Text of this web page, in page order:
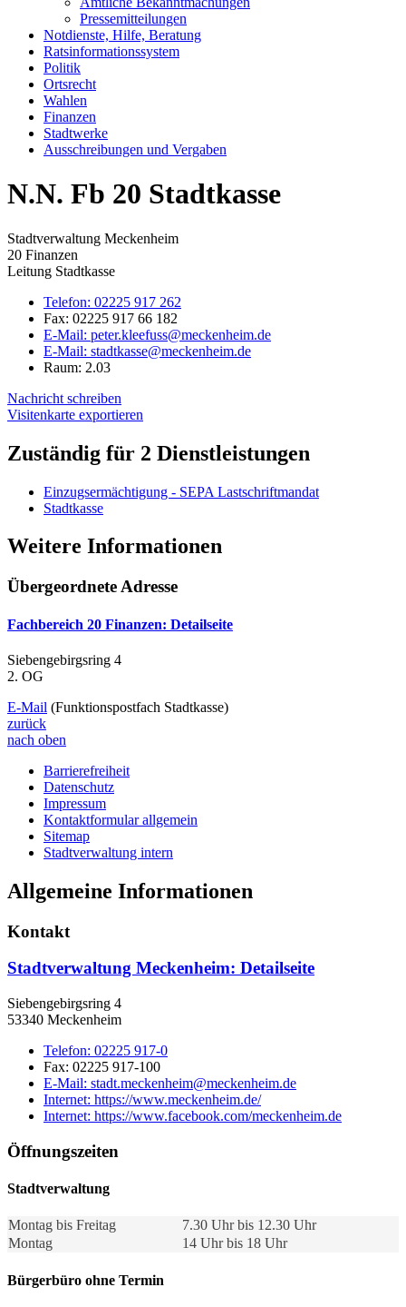
Pressemitteilungen
Notdienste, Hilfe, Beratung
Ratsinformationssystem
Politik
Ortsrecht
Wahlen
Finanzen
Stadtwerke
Ausschreibungen und Vergaben
N.N. Fb 20 Stadtkasse
Stadtverwaltung Meckenheim
20 Finanzen
Leitung Stadtkasse
Telefon: 02225 917 262
Fax: 02225 917 66 182
E-Mail: peter.kleefuss@meckenheim.de
E-Mail: stadtkasse@meckenheim.de
Raum: 2.03
Nachricht schreiben
Visitenkarte exportieren
Zuständig für 2 Dienstleistungen
Einzugsermächtigung - SEPA Lastschriftmandat
Stadtkasse
Weitere Informationen
Übergeordnete Adresse
Fachbereich 20 Finanzen: Detailseite
Siebengebirgsring 4
2. OG
E-Mail (Funktionspostfach Stadtkasse)
zurück
nach oben
Barrierefreiheit
Datenschutz
Impressum
Kontaktformular allgemein
Sitemap
Stadtverwaltung intern
Allgemeine Informationen
Kontakt
Stadtverwaltung Meckenheim: Detailseite
Siebengebirgsring 4
53340 Meckenheim
Telefon: 02225 917-0
Fax: 02225 917-100
E-Mail: stadt.meckenheim@meckenheim.de
Internet: https://www.meckenheim.de/
Internet: https://www.facebook.com/meckenheim.de
Öffnungszeiten
Stadtverwaltung
Montag bis Freitag
7.30 Uhr bis 12.30 Uhr
Montag
14 Uhr bis 18 Uhr
Bürgerbüro ohne Termin